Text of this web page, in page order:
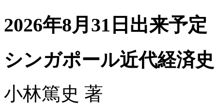
2026年8月31日出来予定
シンガポール近代経済史
小林篤史 著